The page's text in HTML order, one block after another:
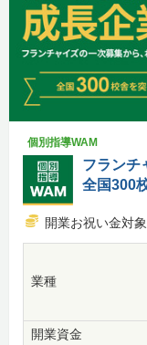
個別指導WAM
フランチ
全国300
開業お祝い金対
業種
開業資金